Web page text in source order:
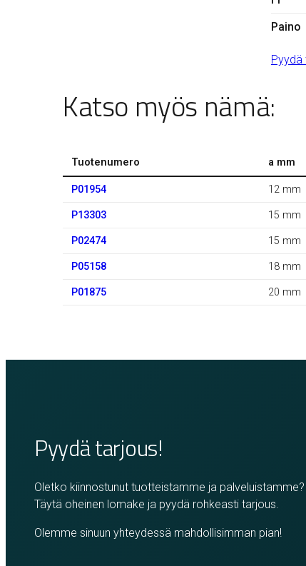
Paino
Pyydä
Katso myös nämä:
Tuotenumero a mm
P01954 12 mm
P13303 15 mm
P02474 15 mm
P05158 18 mm
P01875 20 mm
Pyydä tarjous!
Oletko kiinnostunut tuotteistamme ja palveluistamme?
Täytä oheinen lomake ja pyydä rohkeasti tarjous.
Olemme sinuun yhteydessä mahdollisimman pian!